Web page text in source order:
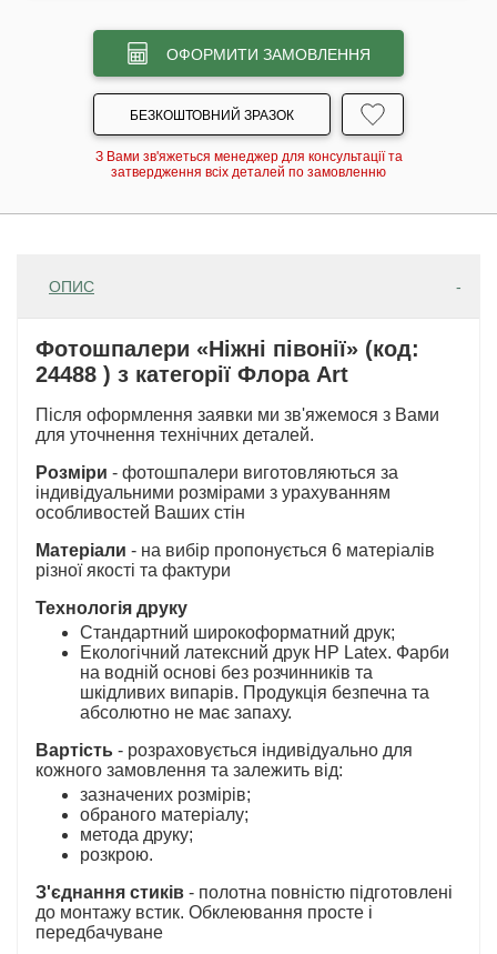
ОФОРМИТИ ЗАМОВЛЕННЯ
БЕЗКОШТОВНИЙ ЗРАЗОК
З Вами зв'яжеться менеджер для консультації та
затвердження всіх деталей по замовленню
ОПИС
Фотошпалери «Ніжні півонії» (код:
24488 ) з категорії Флора Art
Після оформлення заявки ми зв'яжемося з Вами
для уточнення технічних деталей.
Розміри - фотошпалери виготовляються за
індивідуальними розмірами з урахуванням
особливостей Ваших стін
Матеріали - на вибір пропонується 6 матеріалів
різної якості та фактури
Технологія друку
Стандартний широкоформатний друк;
Екологічний латексний друк HP Latex. Фарби
на водній основі без розчинників та
шкідливих випарів. Продукція безпечна та
абсолютно не має запаху.
Вартість - розраховується індивідуально для
кожного замовлення та залежить від:
зазначених розмірів;
обраного матеріалу;
метода друку;
розкрою.
З'єднання стиків - полотна повністю підготовлені
до монтажу встик. Обклеювання просте і
передбачуване